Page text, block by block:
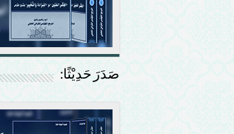
صَدَرَ حَدِيْثًا: